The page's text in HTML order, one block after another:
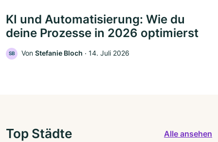
KI und Automatisierung: Wie du
deine Prozesse in 2026 optimierst
SB Von Stefanie Bloch ‧ 14. Juli 2026
Top Städte Alle ansehen